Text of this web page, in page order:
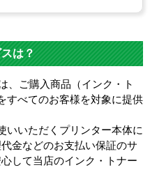
は？
、ご購入商品（インク・ト
すべてのお客様を対象に提供
いいただくプリンター本体に
金などのお支払い保証のサ
して当店のインク・トナー